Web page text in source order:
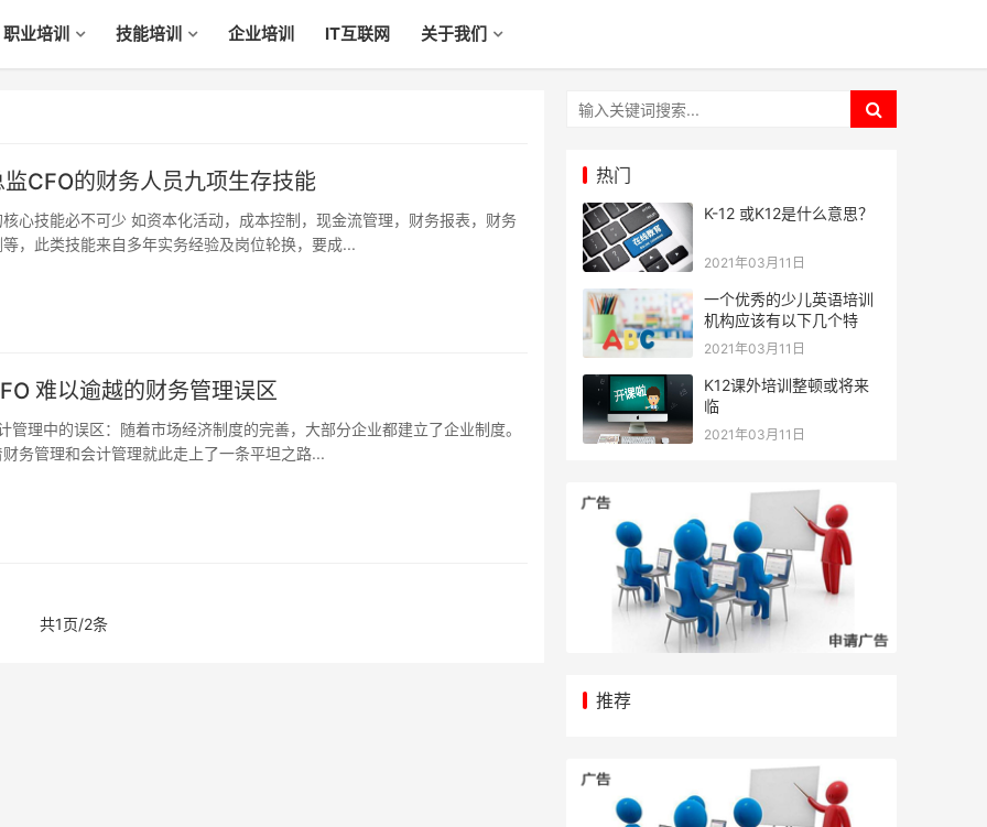
职业培训 技能培训 企业培训 IT互联网 关于我们
CFO的财务人员九项生存技能
，此类技能来自多年实务经验及岗位轮换，要成...
难以逾越的财务管理误区
务管理和会计管理就此走上了一条平坦之路...
共1页/2条
热门
K-12 或K12是什么意思？
2021年03月11日
一个优秀的少儿英语培训
机构应该有以下几个特
2021年03月11日
K12课外培训整顿或将来
临
2021年03月11日
推荐